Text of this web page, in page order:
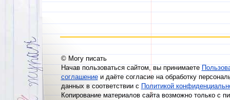
© Могу писать
Начав пользоваться сайтом, вы принимаете
соглашениеи даёте согласие на обработку
данных в соответствии сПолитикой
Копирование материалов сайта возможно только с